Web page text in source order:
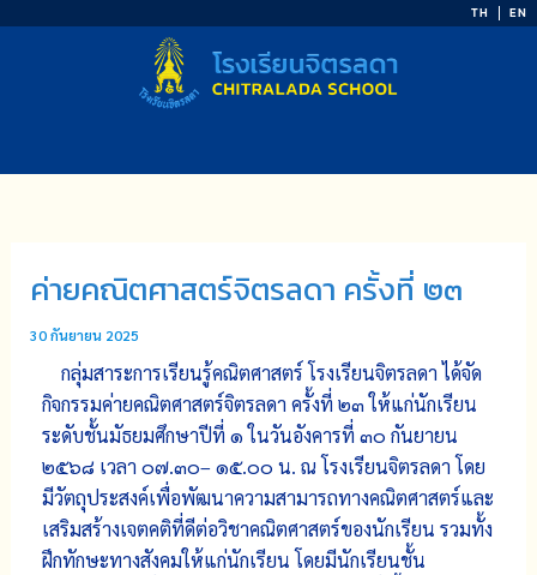
TH EN
ค่ายคณิตศาสตร์จิตรลดา ครั้งที่ ๒๓
30 กันยายน 2025
กลุ่มสาระการเรียนรู้คณิตศาสตร์ โรงเรียนจิตรลดา ได้จัด
กิจกรรมค่ายคณิตศาสตร์จิตรลดา ครั้งที่ ๒๓ ให้แก่นักเรียน
ระดับชั้นมัธยมศึกษาปีที่ ๑ ในวันอังคารที่ ๓๐ กันยายน
๒๕๖๘ เวลา ๐๗.๓๐– ๑๕.๐๐ น. ณ โรงเรียนจิตรลดา โดย
มีวัตถุประสงค์เพื่อพัฒนาความสามารถทางคณิตศาสตร์และ
เสริมสร้างเจตคติที่ดีต่อวิชาคณิตศาสตร์ของนักเรียน รวมทั้ง
ฝึกทักษะทางสังคมให้แก่นักเรียน โดยมีนักเรียนชั้น